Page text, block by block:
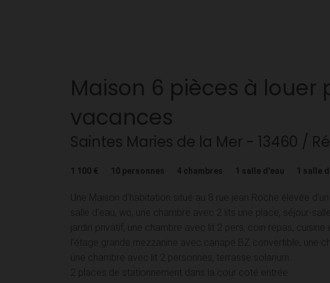
Maison 6 pièces à louer
vacances
Saintes Maries de la Mer - 13460 /
1 100 € 10 personnes 4 chambres 1 salle d'eau 1 salle
Une Maison d’habitation situé au 8 rue jean Roche élevée
salle d’eau, wc, une chambre avec 2 lits une place, séjour-
jardin privatif, une chambre avec lit 2 pers, coin repas,
l’étage grande mezzanine avec canapé BZ convertible, une
une chambre avec lit 2 personnes, terrasse solarium.
2 places de stationnement dans la cour coté entrée